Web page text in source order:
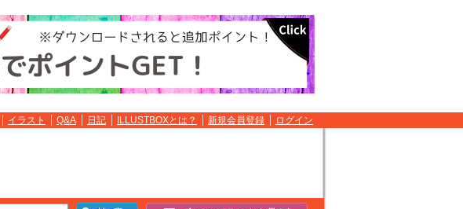
イラスト Q&A 日記 ILLUSTBOXとは？ 新規会員登録 ログイン